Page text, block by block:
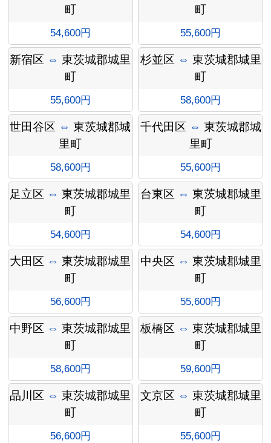
オプシ
ョン料
金
インフ
町
54,600円
町
55,600円
新宿区 ⇔ 東茨城郡城里
町
55,600円
杉並区 ⇔ 東茨城郡城里
町
58,600円
世田谷区 ⇔ 東茨城郡城
里町
58,600円
千代田区 ⇔ 東茨城郡城
里町
55,600円
足立区 ⇔ 東茨城郡城里
町
54,600円
台東区 ⇔ 東茨城郡城里
町
54,600円
大田区 ⇔ 東茨城郡城里
町
56,600円
中央区 ⇔ 東茨城郡城里
町
55,600円
中野区 ⇔ 東茨城郡城里
町
58,600円
板橋区 ⇔ 東茨城郡城里
町
59,600円
品川区 ⇔ 東茨城郡城里
町
56,600円
文京区 ⇔ 東茨城郡城里
町
55,600円